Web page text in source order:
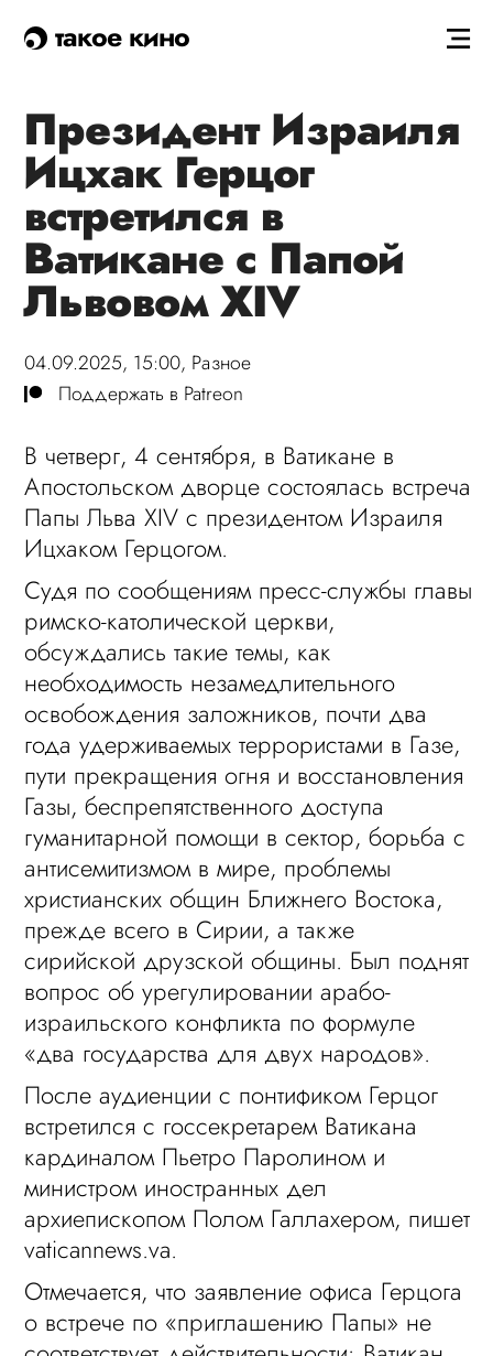
такое кино
Президент Израиля
Ицхак Герцог
встретился в
Ватикане с Папой
Львовом XIV
04.09.2025, 15:00, Разное
Поддержать в Patreon
В четверг, 4 сентября, в Ватикане в
Апостольском дворце состоялась встреча
Папы Льва XIV с президентом Израиля
Ицхаком Герцогом.
Судя по сообщениям пресс-службы главы
римско-католической церкви,
обсуждались такие темы, как
необходимость незамедлительного
освобождения заложников, почти два
года удерживаемых террористами в Газе,
пути прекращения огня и восстановления
Газы, беспрепятственного доступа
гуманитарной помощи в сектор, борьба с
антисемитизмом в мире, проблемы
христианских общин Ближнего Востока,
прежде всего в Сирии, а также
сирийской друзской общины. Был поднят
вопрос об урегулировании арабо-
израильского конфликта по формуле
«два государства для двух народов».
После аудиенции с понтификом Герцог
встретился с госсекретарем Ватикана
кардиналом Пьетро Паролином и
министром иностранных дел
архиепископом Полом Галлахером, пишет
vaticannews.va.
Отмечается, что заявление офиса Герцога
о встрече по «приглашению Папы» не